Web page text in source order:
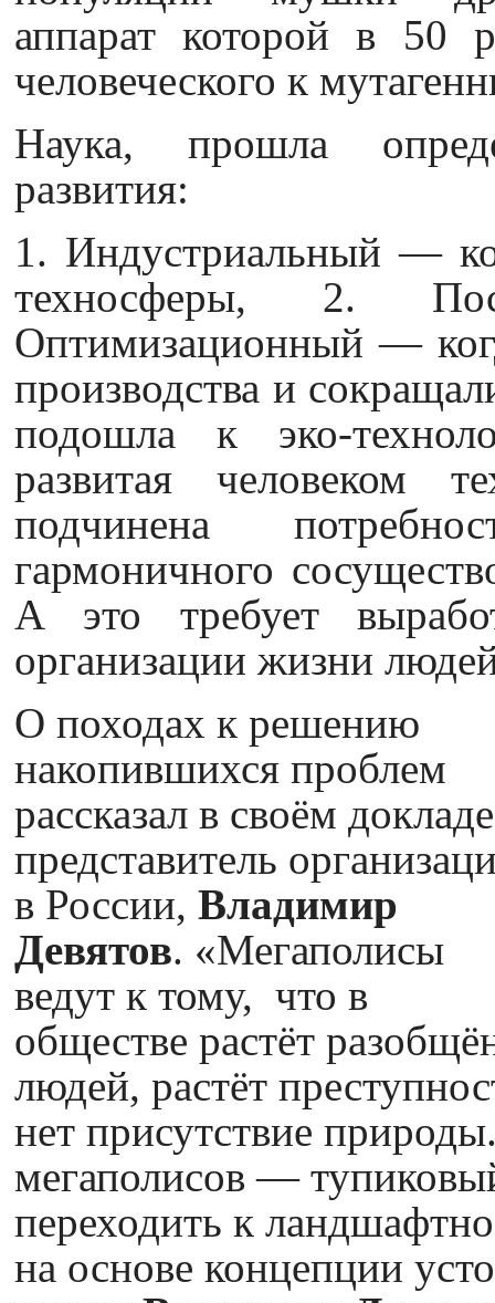
аппарат которой в 50
человеческого к
Наука, прошла
развития:
1. Индустриальный —
техносферы, 2.
Оптимизационный —
производства и
подошла к эко-
развитая человеком
подчинена
гармоничного
А это требует
организации жизни
О походах к решению
накопившихся проблем
рассказал в своём
представитель
в России, Владимир
Девятов. «Мегаполисы
ведут к тому, что в
обществе растёт
людей, растёт
нет присутствие
мегаполисов —
переходить к
на основе концепции